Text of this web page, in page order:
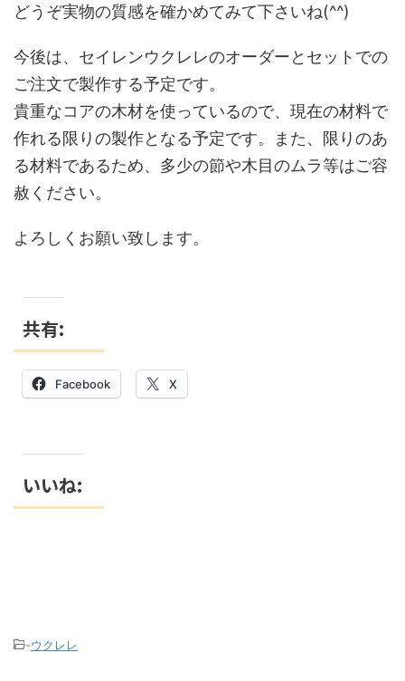
どうぞ実物の質感を確かめてみて下さいね(^^)
今後は、セイレンウクレレのオーダーとセットでの
ご注文で製作する予定です。
貴重なコアの木材を使っているので、現在の材料で
作れる限りの製作となる予定です。また、限りのあ
る材料であるため、多少の節や木目のムラ等はご容
赦ください。
よろしくお願い致します。
共有:
Facebook X
いいね:
-ウクレレ